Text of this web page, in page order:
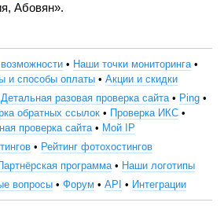
Абовян».
• Наши точки мониторинга •
и способы оплаты • Акции и скидки
Детальная разовая проверка сайта• Ping•
обратных ссылок • Проверка ИКС •
проверка сайта • Мой IP
• Рейтинг фотохостингов
программа• Наши логотипы
вопросы• Форум • API • Интеграции